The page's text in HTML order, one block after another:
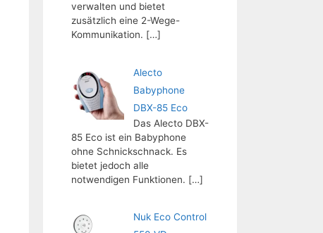
verwalten und bietet
zusätzlich eine 2-Wege-
Kommunikation. […]
Alecto
Babyphone
DBX-85 Eco
Das Alecto DBX-
85 Eco ist ein Babyphone
ohne Schnickschnack. Es
bietet jedoch alle
notwendigen Funktionen. […]
Nuk Eco Control